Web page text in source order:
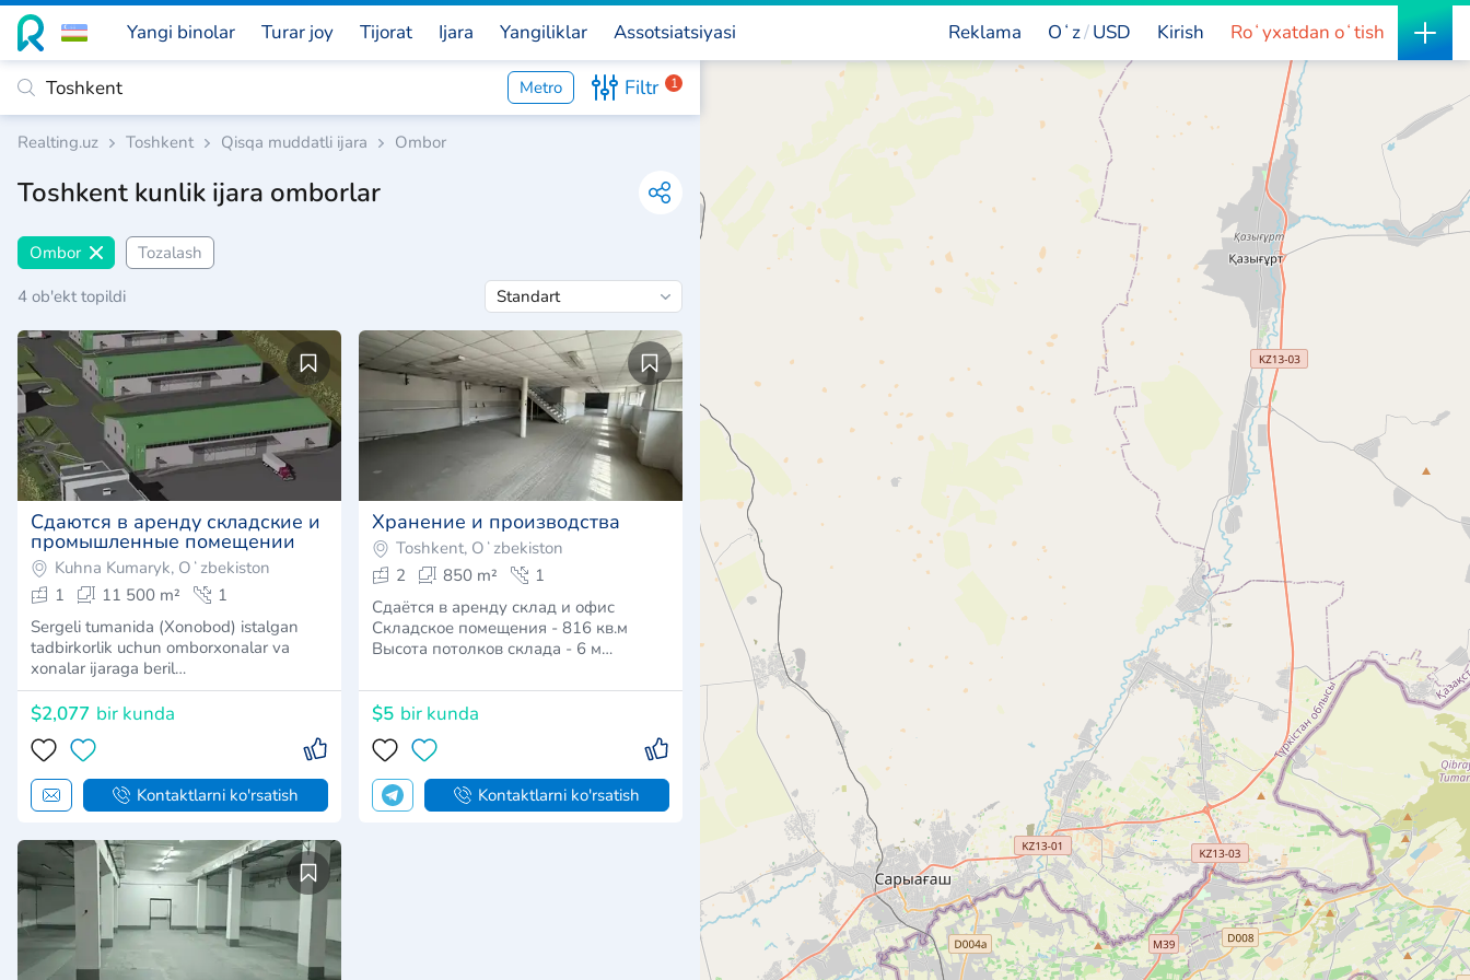
Reklama
Yangi binolar Turar joy Tijorat Ijara Yangiliklar Assotsiatsiyasi Oʻz USD Kirish Roʻyxatdan oʻtish
Metro Filtr 1
Realting.uz Toshkent Qisqa muddatli ijara Ombor
Toshkent kunlik ijara omborlar
Ombor
Tozalash
4 ob'ekt topildi
Сдаются в аренду складские и
промышленные помещении
Kuhna Kumaryk, Oʻzbekiston
1
11 500 m²
1
Sergeli tumanida (Xonobod) istalgan
tadbirkorlik uchun omborxonalar va
xonalar ijaraga beril…
$2,077 bir kunda
Kontaktlarni ko'rsatish
Хранение и производства
Toshkent, Oʻzbekiston
2
850 m²
1
Сдаётся в аренду склад и офис
Складское помещения - 816 кв.м
Высота потолков склада - 6 м…
$5 bir kunda
Kontaktlarni ko'rsatish